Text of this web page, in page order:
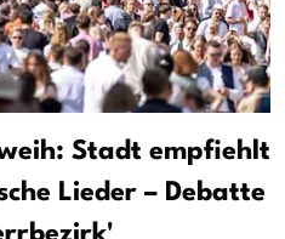
Stadt empfiehlt
Lieder – Debatte